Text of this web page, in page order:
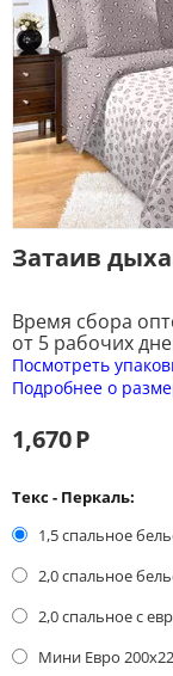
Затаив
Время сбора
от 5 рабочих
Посмотреть
Подробнее о
1,670Р
Текс - Перкаль:
1,5 спальное
2,0 спальное
2,0 спальное с
Мини Евро